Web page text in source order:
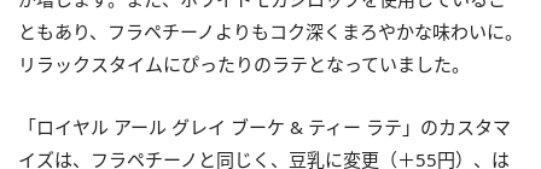
ともあり、フラペチーノよりもコク深くまろやかな味わいに。
リラックスタイムにぴったりのラテとなっていました。
「ロイヤル アール グレイ ブーケ & ティー ラテ」のカスタマ
イズは、フラペチーノと同じく、豆乳に変更（＋55円）、は